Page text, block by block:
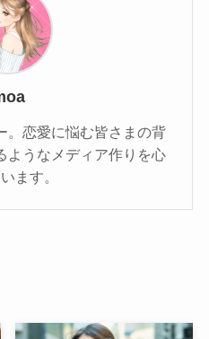
。恋愛に悩む皆さまの背
ようなメディア作りを心
ます。